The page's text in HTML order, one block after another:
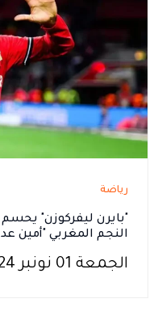
رياضة
"بايرن ليفركوزن"
النجم المغربي "أمين
الجمعة 01 نونبر 2024